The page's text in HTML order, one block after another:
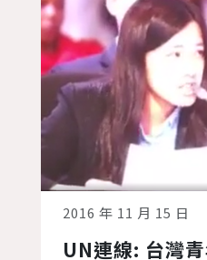
2016 年 11 月 15 日
UN連線: 台灣